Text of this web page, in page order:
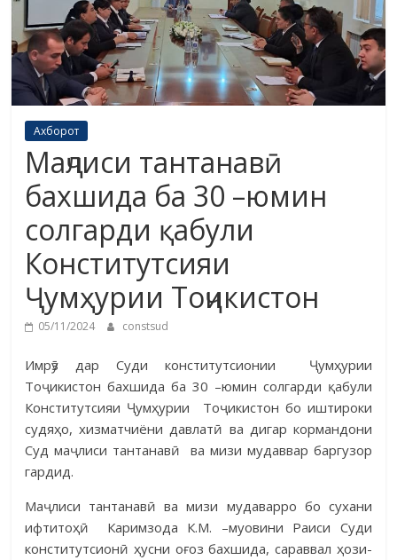
Ахборот
Маҷлиси тантанавӣ
бахшида ба 30 –юмин
солгарди қабули
Конститутсияи
Ҷумҳурии Тоҷикистон
05/11/2024 constsud
Имрӯз дар Суди конститутсионии Ҷумҳурии
Тоҷикистон бах­ши­да ба 30 –юмин солгарди қабули
Конститутсияи Ҷумҳурии Тоҷи­кис­тон бо иштироки
судяҳо, хиз­матчиёни давлатӣ ва дигар кормандони
Суд маҷли­си тантанавӣ ва мизи мудаввар баргузор
гардид.
Маҷлиси тантанавӣ ва мизи мудаварро бо сухани
ифтитоҳӣ Ка­римзода К.М. –муо­вини Раиси Суди
конститутсионӣ ҳусни оғоз бахшида, сараввал ҳо­зи­